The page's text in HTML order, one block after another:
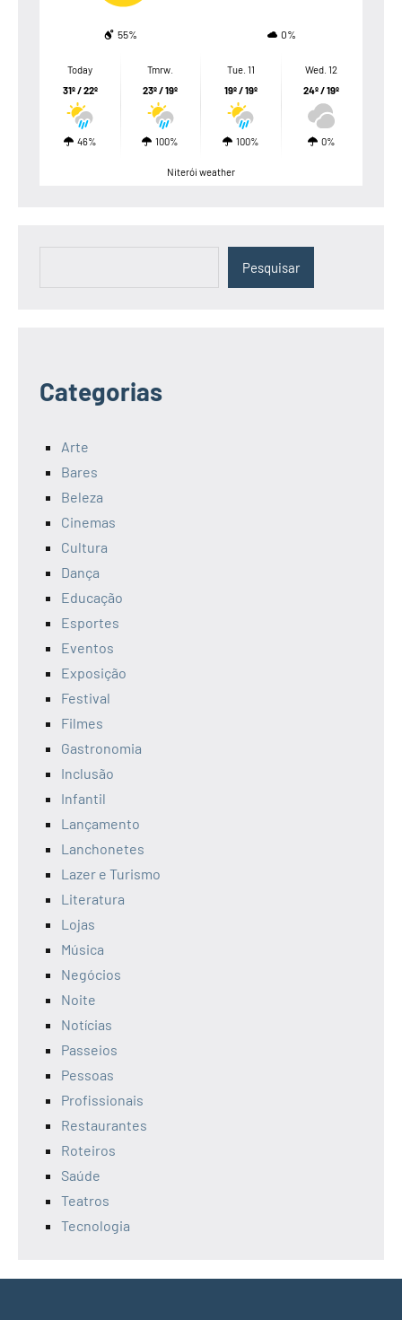
55% 0%
Today
31º / 22º
46%
Tmrw.
23º / 19º
100%
Tue. 11
19º / 19º
100%
Wed. 12
24º / 19º
0%
Niterói weather
Pesquisar
Categorias
Arte
Bares
Beleza
Cinemas
Cultura
Dança
Educação
Esportes
Eventos
Exposição
Festival
Filmes
Gastronomia
Inclusão
Infantil
Lançamento
Lanchonetes
Lazer e Turismo
Literatura
Lojas
Música
Negócios
Noite
Notícias
Passeios
Pessoas
Profissionais
Restaurantes
Roteiros
Saúde
Teatros
Tecnologia